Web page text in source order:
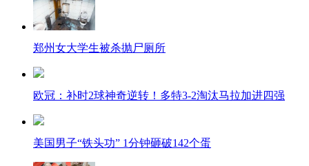
郑州女大学生被杀抛尸厕所
欧冠：补时2球神奇逆转！多特3-2淘汰马拉加进四强
美国男子“铁头功” 1分钟砸破142个蛋